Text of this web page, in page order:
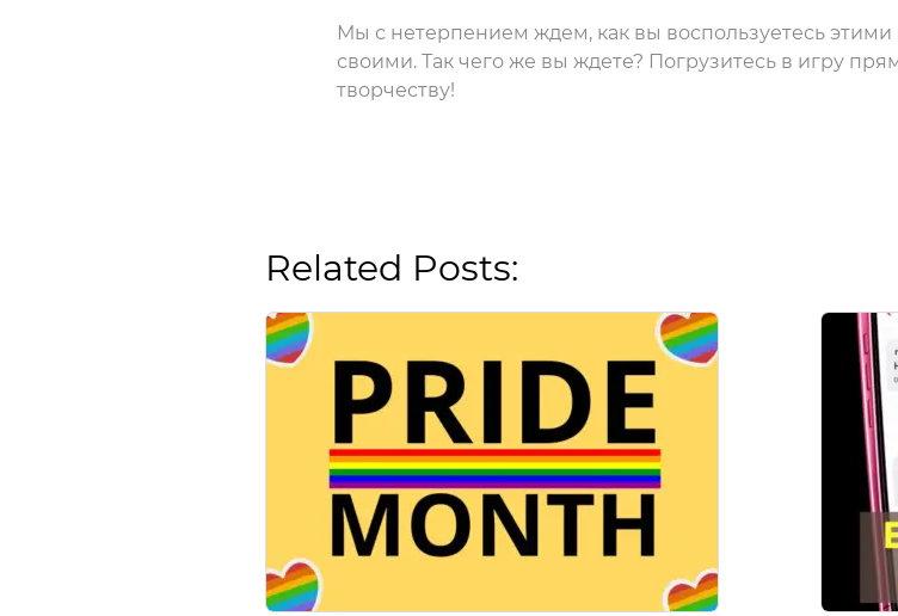
Мы с нетерпением ждем, как вы воспользуетесь
своими. Так чего же вы ждете? Погрузитесь в игру
творчеству!
Related Posts: